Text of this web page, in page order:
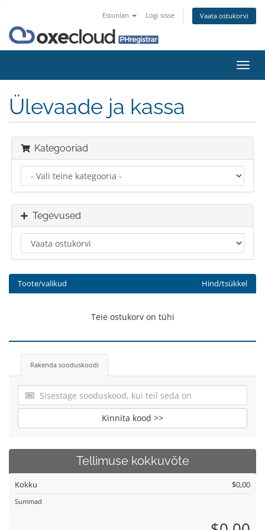
Estonian Logi sisse Vaata ostukorvi
Ülevaade ja kassa
Kategooriad
Tegevused
Toote/valikud Hind/tsükkel
Teie ostukorv on tühi
Rakenda sooduskoodi
Kinnita kood >>
Tellimuse kokkuvõte
Kokku $0,00
Summad